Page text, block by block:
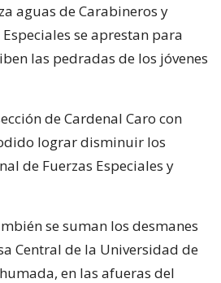
aguas de Carabineros y
se aprestan para
las pedradas de los jóvenes
de Cardenal Caro con
lograr disminuir los
de Fuerzas Especiales y
se suman los desmanes
Central de la Universidad de
en las afueras del